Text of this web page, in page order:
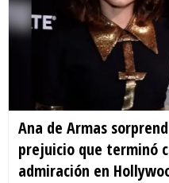
Ana de Armas
prejuicio que terminó
admiración en